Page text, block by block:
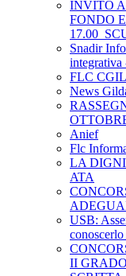
INVITO
FONDO
Snadir
integrativa
FLC
News
Anief
Flc
LA
ATA
USB:
II